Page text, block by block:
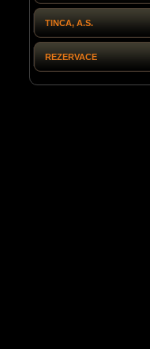
TINCA, A.S.
REZERVACE